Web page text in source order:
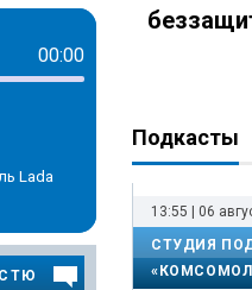
00:00
Lada
Подкасты
13:55 | 06
СТУДИЯ